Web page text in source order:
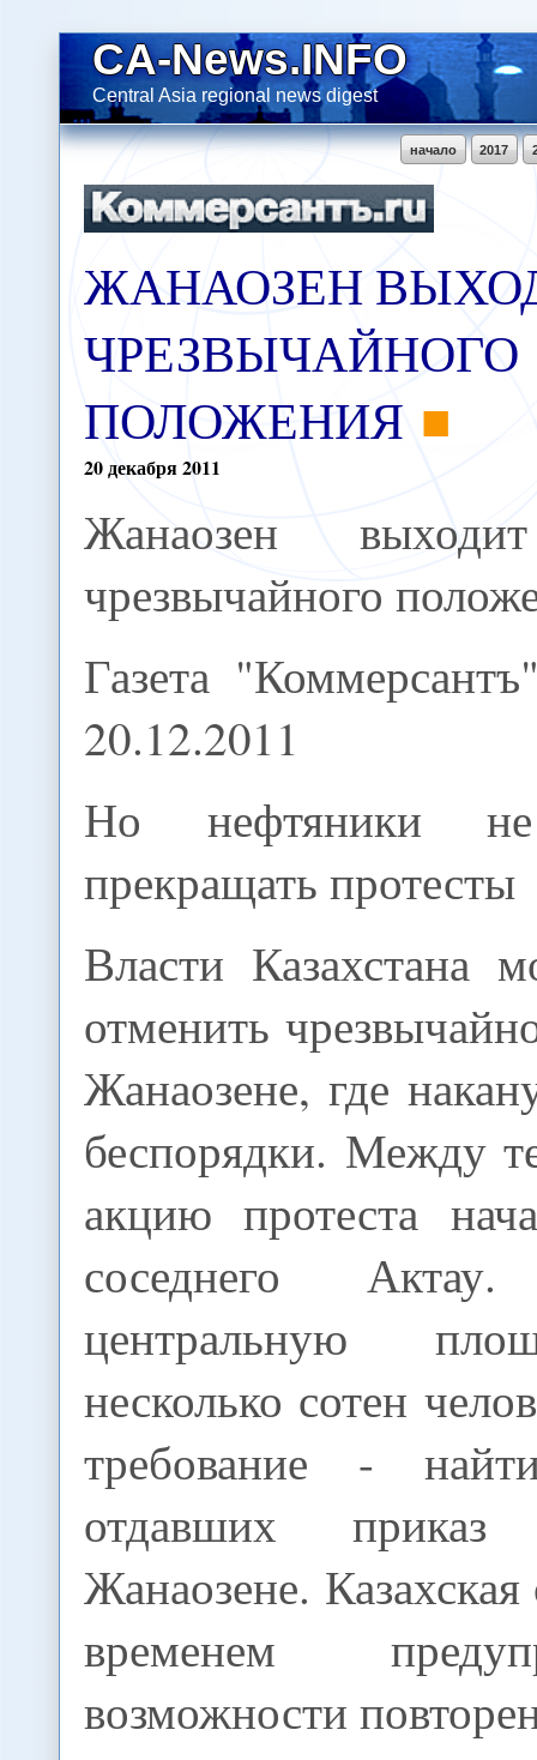
CA-News.INFO
Central Asia regional news digest
2017
начало
ЖАНАОЗЕН
ЧРЕЗВЫЧАЙНОГО
ПОЛОЖЕНИЯ
20декабря2011
Жанаозен
чрезвычайного
Газета
20.12.2011
Но нефтяники не
прекращать протесты
Власти Казахстана
отменить
Жанаозене, где
беспорядки. Между
акцию протеста
соседнего
центральную
несколько сотен
требование -
отдавших
Жанаозене.
временем
возможности